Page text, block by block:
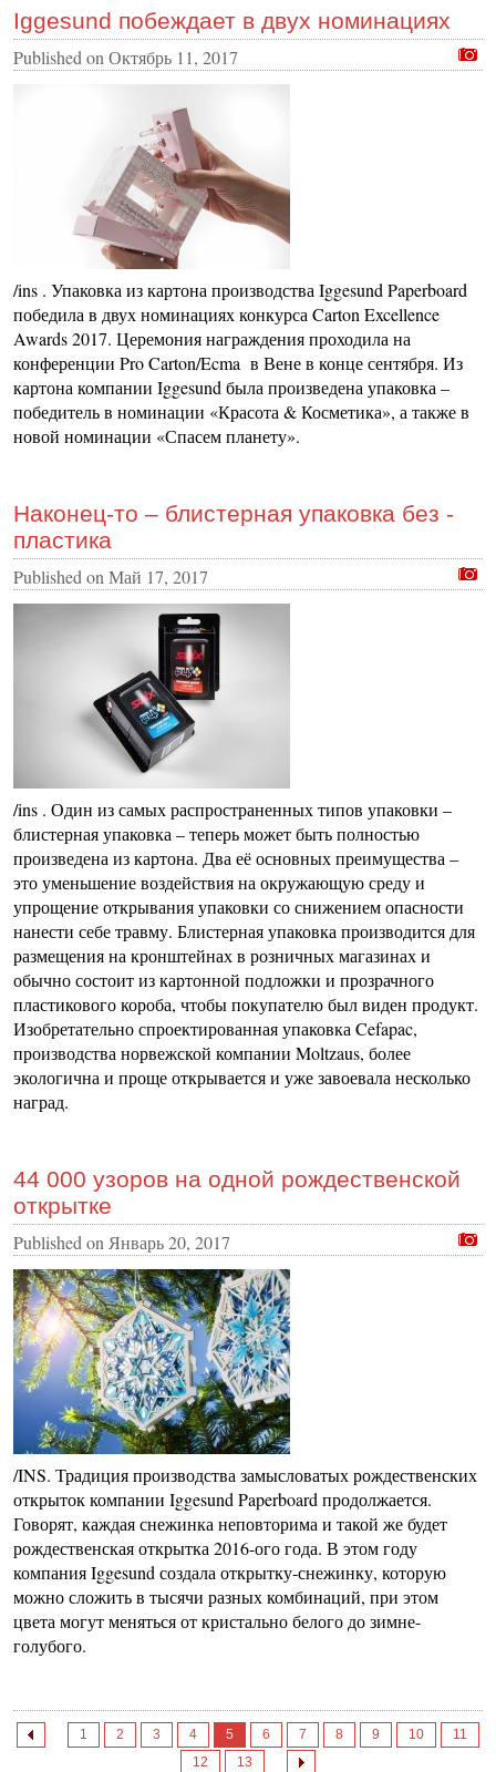
Iggesund побеждает в двух номинациях
Published on Октябрь 11, 2017
/ins . Упаковка из картона производства Iggesund Paperboard
победила в двух номинациях конкурса Carton Excellence
Awards 2017. Церемония награждения проходила на
конференции Pro Carton/Ecma в Вене в конце сентября. Из
картона компании Iggesund была произведена упаковка –
победитель в номинации «Красота & Косметика», а также в
новой номинации «Спасем планету».
Наконец-то – блистерная упаковка без -
пластика
Published on Май 17, 2017
/ins . Один из самых распространенных типов упаковки –
блистерная упаковка – теперь может быть полностью
произведена из картона. Два её основных преимущества –
это уменьшение воздействия на окружающую среду и
упрощение открывания упаковки со снижением опасности
нанести себе травму. Блистерная упаковка производится для
размещения на кронштейнах в розничных магазинах и
обычно состоит из картонной подложки и прозрачного
пластикового короба, чтобы покупателю был виден продукт.
Изобретательно спроектированная упаковка Cefapac,
производства норвежской компании Moltzaus, более
экологична и проще открывается и уже завоевала несколько
наград.
44 000 узоров на одной рождественской
открытке
Published on Январь 20, 2017
/INS. Традиция производства замысловатых рождественских
открыток компании Iggesund Paperboard продолжается.
Говорят, каждая снежинка неповторима и такой же будет
рождественская открытка 2016-ого года. В этом году
компания Iggesund создала открытку-снежинку, которую
можно сложить в тысячи разных комбинаций, при этом
цвета могут меняться от кристально белого до зимне-
голубого.
1 2 3 4 5 6 7 8 9 10
11
12
13